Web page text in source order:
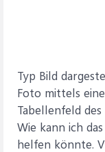
Typ Bild
Foto mittels
Tabellenfeld
Wie kann ich
helfen könnte.